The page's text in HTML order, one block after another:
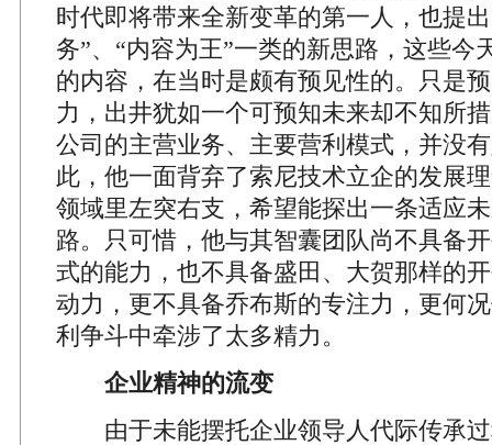
时代即将带来全新变革的第一人，也提
务”、“内容为王”一类的新思路，这些今
的内容，在当时是颇有预见性的。只是
力，出井犹如一个可预知未来却不知所
公司的主营业务、主要营利模式，并没
此，他一面背弃了索尼技术立企的发展
领域里左突右支，希望能探出一条适应
路。只可惜，他与其智囊团队尚不具备
式的能力，也不具备盛田、大贺那样的
动力，更不具备乔布斯的专注力，更何
利争斗中牵涉了太多精力。
企业精神的流变
由于未能摆托企业领导人代际传承过